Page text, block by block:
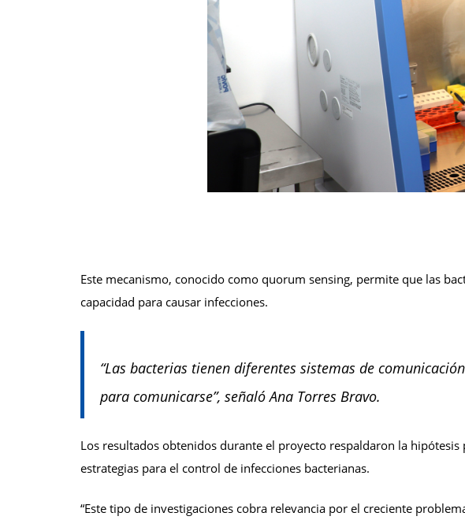
Este mecanismo, conocido como quorum sensing, permite que las
capacidad para causar infecciones.
“Las bacterias tienen diferentes sistemas de
para comunicarse”, señaló Ana Torres Bravo.
Los resultados obtenidos durante el proyecto respaldaron la
estrategias para el control de infecciones bacterianas.
“Este tipo de investigaciones cobra relevancia por el creciente